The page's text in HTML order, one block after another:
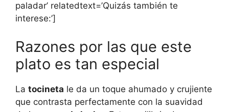
paladar’ relatedtext=’Quizás también te
interese:’]
Razones por las que este
plato es tan especial
La tocineta le da un toque ahumado y crujiente
que contrasta perfectamente con la suavidad